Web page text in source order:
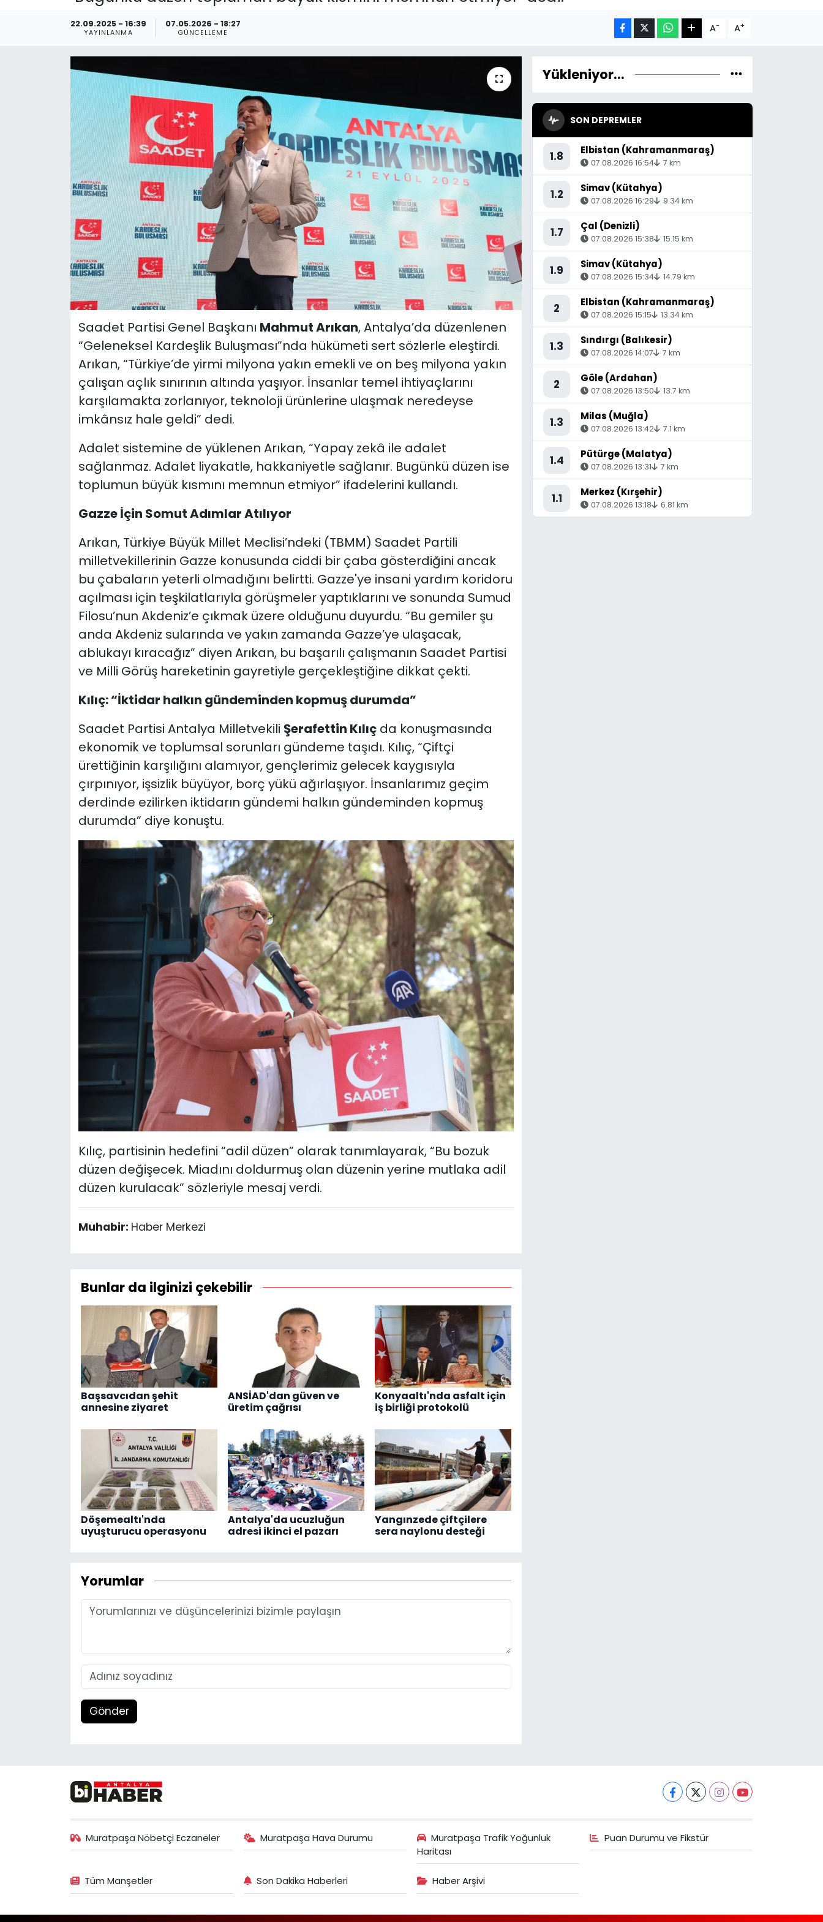
22.09.2025 - 16:39
YAYINLANMA
07.05.2026 - 18:27
GÜNCELLEME A- A+
Saadet Partisi Genel Başkanı Mahmut Arıkan, Antalya’da düzenlenen
“Geleneksel Kardeşlik Buluşması”nda hükümeti sert sözlerle eleştirdi.
Arıkan, “Türkiye’de yirmi milyona yakın emekli ve on beş milyona yakın
çalışan açlık sınırının altında yaşıyor. İnsanlar temel ihtiyaçlarını
karşılamakta zorlanıyor, teknoloji ürünlerine ulaşmak neredeyse
imkânsız hale geldi” dedi.
Adalet sistemine de yüklenen Arıkan, “Yapay zekâ ile adalet
sağlanmaz. Adalet liyakatle, hakkaniyetle sağlanır. Bugünkü düzen ise
toplumun büyük kısmını memnun etmiyor” ifadelerini kullandı.
Gazze İçin Somut Adımlar Atılıyor
Arıkan, Türkiye Büyük Millet Meclisi’ndeki (TBMM) Saadet Partili
milletvekillerinin Gazze konusunda ciddi bir çaba gösterdiğini ancak
bu çabaların yeterli olmadığını belirtti. Gazze'ye insani yardım koridoru
açılması için teşkilatlarıyla görüşmeler yaptıklarını ve sonunda Sumud
Filosu’nun Akdeniz’e çıkmak üzere olduğunu duyurdu. “Bu gemiler şu
anda Akdeniz sularında ve yakın zamanda Gazze’ye ulaşacak,
ablukayı kıracağız” diyen Arıkan, bu başarılı çalışmanın Saadet Partisi
ve Milli Görüş hareketinin gayretiyle gerçekleştiğine dikkat çekti.
Kılıç: “İktidar halkın gündeminden kopmuş durumda”
Saadet Partisi Antalya Milletvekili Şerafettin Kılıçda konuşmasında
ekonomik ve toplumsal sorunları gündeme taşıdı. Kılıç, “Çiftçi
ürettiğinin karşılığını alamıyor, gençlerimiz gelecek kaygısıyla
çırpınıyor, işsizlik büyüyor, borç yükü ağırlaşıyor. İnsanlarımız geçim
derdinde ezilirken iktidarın gündemi halkın gündeminden kopmuş
durumda” diye konuştu.
Kılıç, partisinin hedefini “adil düzen” olarak tanımlayarak, “Bu bozuk
düzen değişecek. Miadını doldurmuş olan düzenin yerine mutlaka adil
düzen kurulacak” sözleriyle mesaj verdi.
Muhabir: Haber Merkezi
Bunlar da ilginizi çekebilir
Başsavcıdan şehit
annesine ziyaret
ANSİAD'dan güven ve
üretim çağrısı
Konyaaltı'nda asfalt için
iş birliği protokolü
Döşemealtı'nda
uyuşturucu operasyonu
Antalya'da ucuzluğun
adresi ikinci el pazarı
Yangınzede çiftçilere
sera naylonu desteği
Yorumlar
Gönder
Yükleniyor...
SON DEPREMLER
1.8 Elbistan (Kahramanmaraş)
07.08.2026 16:54 7 km
1.2 Simav (Kütahya)
07.08.2026 16:29 9.34 km
1.7 Çal (Denizli)
07.08.2026 15:38 15.15 km
1.9 Simav (Kütahya)
07.08.2026 15:34 14.79 km
2 Elbistan (Kahramanmaraş)
07.08.2026 15:15 13.34 km
1.3 Sındırgı (Balıkesir)
07.08.2026 14:07 7 km
2 Göle (Ardahan)
07.08.2026 13:50 13.7 km
1.3 Milas (Muğla)
07.08.2026 13:42 7.1 km
1.4 Pütürge (Malatya)
07.08.2026 13:31 7 km
1.1 Merkez (Kırşehir)
07.08.2026 13:18 6.81 km
Muratpaşa Nöbetçi Eczaneler Muratpaşa Hava Durumu
Muratpaşa Trafik Yoğunluk
Haritası
Puan Durumu ve Fikstür
Tüm Manşetler Son Dakika Haberleri Haber Arşivi
Teknoloji
Resmi İlanlar
Teknoloji
Yaşam
Gizlilik Sözleşmesi
İletişim